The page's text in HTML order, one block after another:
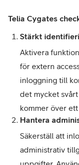
Telia Cygates
Stärkt
Aktivera
för extern
inloggning till
det mycket
kommer över
Hantera
Säkerställ att
administrativ